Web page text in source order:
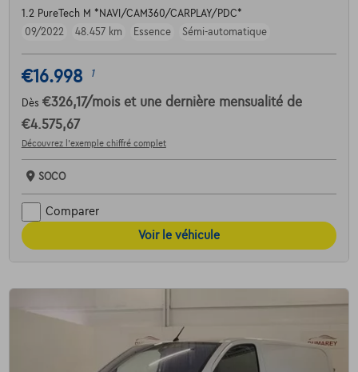
1.2 PureTech M *NAVI/CAM360/CARPLAY/PDC*
09/2022
48.457 km Essence Sémi-automatique
€16.998 1
Dès €326,17/mois et une dernière mensualité de
€4.575,67
Découvrez l’exemple chiffré complet
SOCO
Comparer
Voir le véhicule